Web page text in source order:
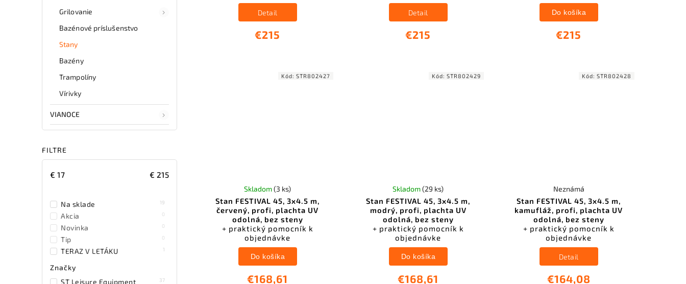
Grilovanie
Bazénové príslušenstvo
Stany
Bazény
Trampolíny
Vírivky
VIANOCE
FILTRE
€ 17 € 215
Na sklade 19
Akcia 0
Novinka 0
Tip 0
TERAZ V LETÁKU 1
Značky
ST Leisure Equipment
37
€215
Detail
€215
Detail
€215
Do košíka
Stan FESTIVAL 45, 3x4.5 m,
červený, profi, plachta UV
odolná, bez steny
+ praktický pomocník k
objednávke
Skladom(3 ks)
€168,61
Do košíka
Kód:STR802427
Stan FESTIVAL 45, 3x4.5 m,
modrý, profi, plachta UV
odolná, bez steny
+ praktický pomocník k
objednávke
Skladom(29 ks)
€168,61
Do košíka
Kód:STR802429
Stan FESTIVAL 45, 3x4.5 m,
kamufláž, profi, plachta UV
odolná, bez steny
+ praktický pomocník k
objednávke
Neznámá
€164,08
Detail
Kód:STR802428